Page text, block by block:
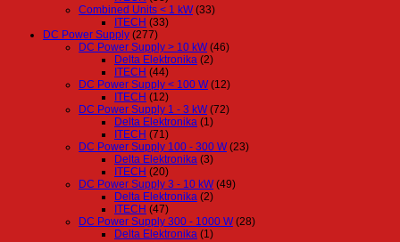
Combined Units < 1 kW (33)
ITECH (33)
DC Power Supply (277)
DC Power Supply > 10 kW (46)
Delta Elektronika (2)
ITECH (44)
DC Power Supply < 100 W (12)
ITECH (12)
DC Power Supply 1 - 3 kW (72)
Delta Elektronika (1)
ITECH (71)
DC Power Supply 100 - 300 W (23)
Delta Elektronika (3)
ITECH (20)
DC Power Supply 3 - 10 kW (49)
Delta Elektronika (2)
ITECH (47)
DC Power Supply 300 - 1000 W (28)
Delta Elektronika (1)